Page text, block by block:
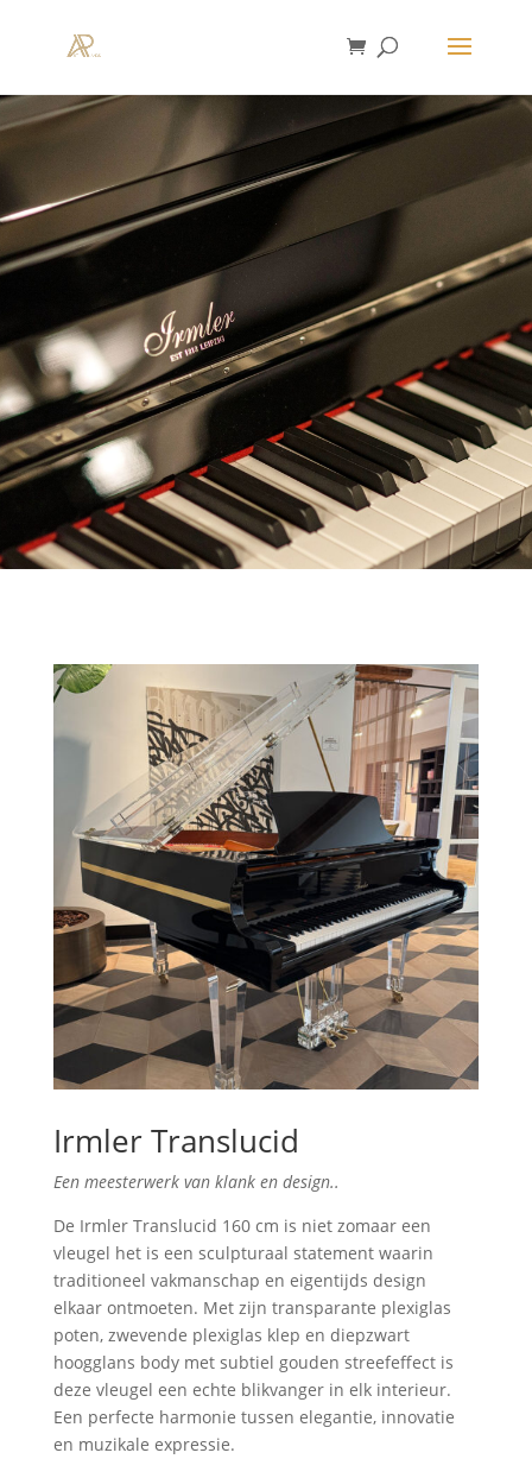
Irmler Translucid
Een meesterwerk van klank en design..
De Irmler Translucid 160 cm is niet zomaar een
vleugel het is een sculpturaal statement waarin
traditioneel vakmanschap en eigentijds design
elkaar ontmoeten. Met zijn transparante plexiglas
poten, zwevende plexiglas klep en diepzwart
hoogglans body met subtiel gouden streefeffect is
deze vleugel een echte blikvanger in elk interieur.
Een perfecte harmonie tussen elegantie, innovatie
en muzikale expressie.